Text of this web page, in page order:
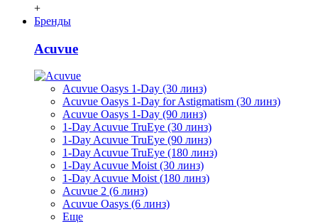
+
Бренды
Acuvue
Acuvue Oasys 1-Day (30 линз)
Acuvue Oasys 1-Day for Astigmatism (30 линз)
Acuvue Oasys 1-Day (90 линз)
1-Day Acuvue TruEye (30 линз)
1-Day Acuvue TruEye (90 линз)
1-Day Acuvue TruEye (180 линз)
1-Day Acuvue Moist (30 линз)
1-Day Acuvue Moist (180 линз)
Acuvue 2 (6 линз)
Acuvue Oasys (6 линз)
Еще